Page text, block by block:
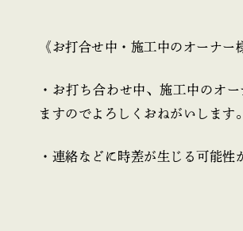
《お打合せ中・施工中のオーナー
・お打ち合わせ中、施工中のオ
ますのでよろしくおねがいします。
・連絡などに時差が生じる可能性